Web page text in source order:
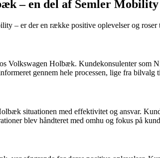
– en del af Semler Mobility
– er der en række positive oplevelser og
Volkswagen Holbæk. Kundekonsulenter som
gennem hele processen, lige fra bilvalg
situationen med effektivitet og ansvar.
blev håndteret med omhu og fokus på